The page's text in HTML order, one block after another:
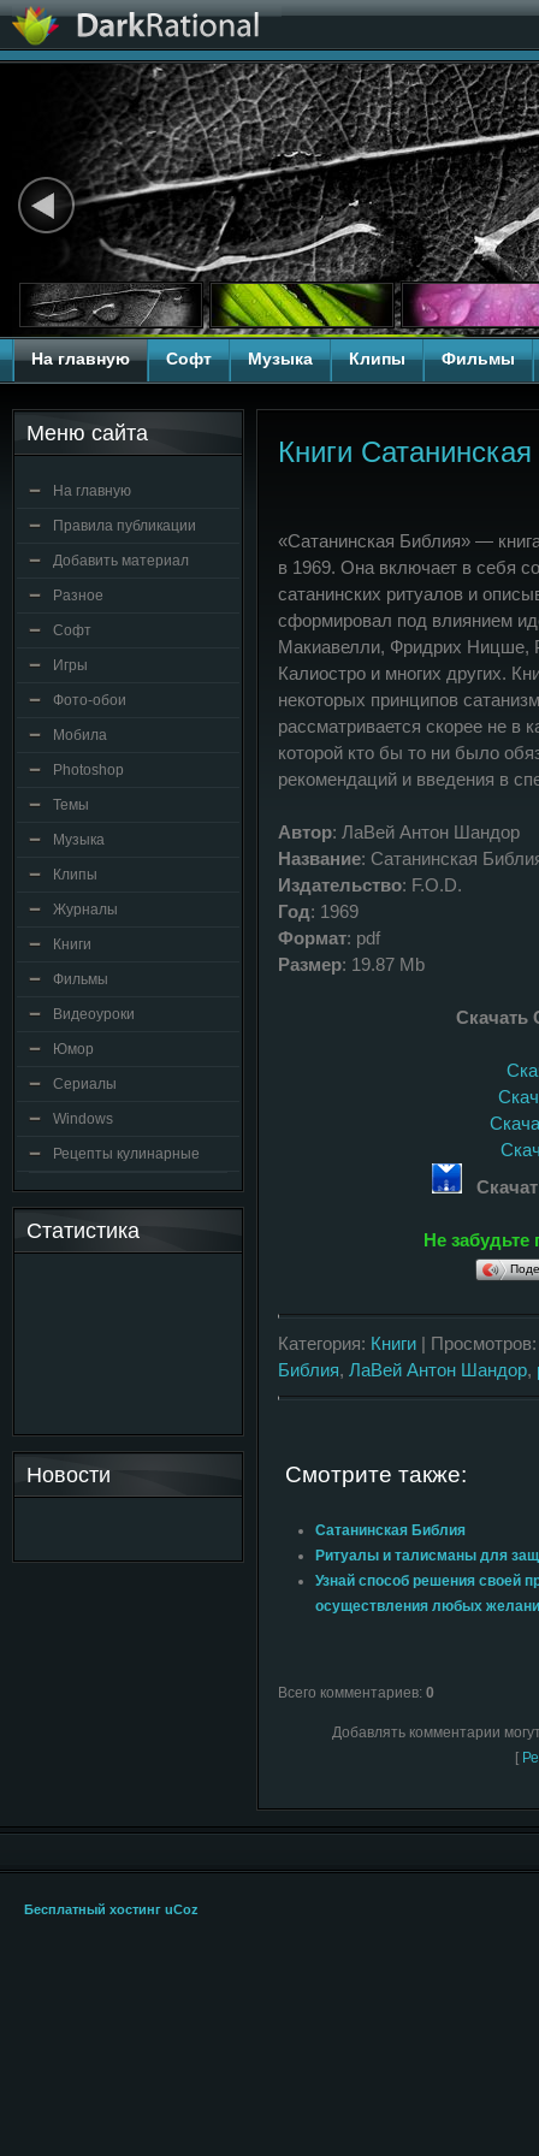
На главную Софт Музыка Клипы Фильмы
Меню сайта
На главную
Правила публикации
Добавить материал
Разное
Софт
Игры
Фото-обои
Мобила
Photoshop
Темы
Музыка
Клипы
Журналы
Книги
Фильмы
Видеоуроки
Юмор
Сериалы
Windows
Рецепты кулинарные
Статистика
Новости
Книги
«Сатанинская Библия» —
в 1969. Она включает в себя
сатанинских ритуалов и
сформировал под влиянием
Макиавелли, Фридрих Ницше,
Калиостро и многих других.
некоторых принципов
рассматривается скорее не в
которой кто бы то ни было
рекомендаций и введения в
Автор: ЛаВей Антон Шандор
Название: Сатанинская
Издательство: F.O.D.
Год: 1969
Формат: pdf
Размер: 19.87 Mb
Скачать
Не
Категория: Книги |
Библия, ЛаВей Антон Шандор,
Смотрите также:
Сатанинская Библия
Ритуалы и талисманы для
Узнай способ решения своей
осуществления любых
Всего комментариев: 0
Добавлять комментарии
[
Бесплатный хостинг uCoz